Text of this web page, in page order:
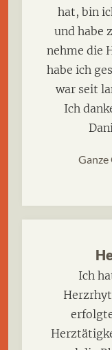
hat, bin
und habe
nehme die
habe ich
war seit
Ich
Ganze
Ich